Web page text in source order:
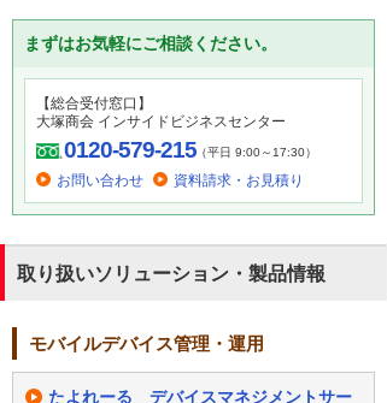
まずはお気軽にご相談ください。
【総合受付窓口】
大塚商会 インサイドビジネスセンター
0120-579-215（平日 9:00～17:30）
お問い合わせ 資料請求・お見積り
取り扱いソリューション・製品情報
モバイルデバイス管理・運用
たよれーる デバイスマネジメントサー